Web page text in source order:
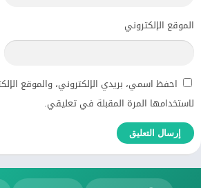
الموقع الإلكتروني
احفظ اسمي، بريدي الإلكتروني، والموقع
لاستخدامها المرة المقبلة في تعليقي.